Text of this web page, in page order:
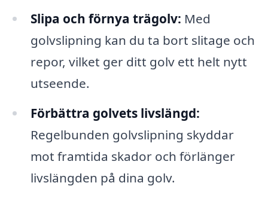
Slipa och förnya trägolv: Med
golvslipning kan du ta bort slitage och
repor, vilket ger ditt golv ett helt nytt
utseende.
Förbättra golvets livslängd:
Regelbunden golvslipning skyddar
mot framtida skador och förlänger
livslängden på dina golv.